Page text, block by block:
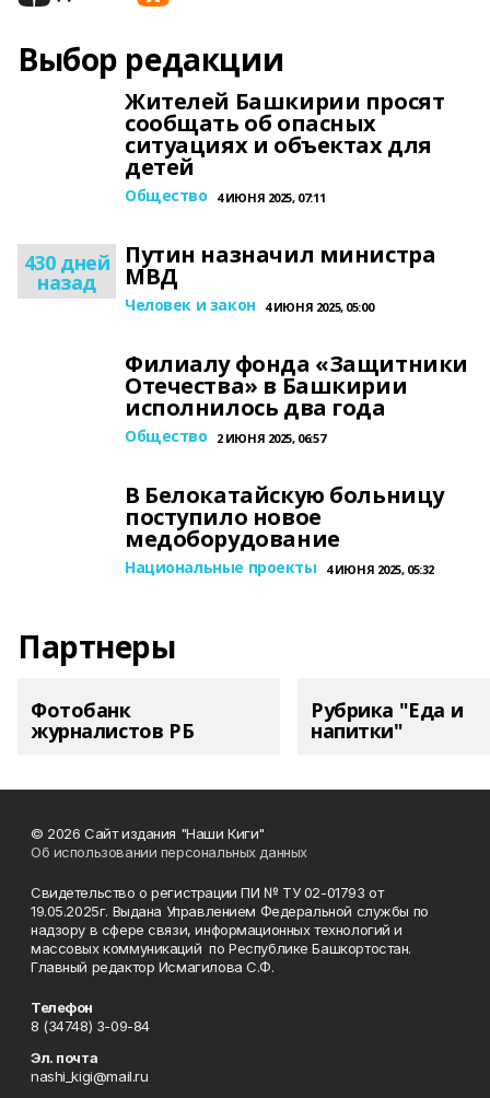
Выбор редакции
Жителей Башкирии просят
сообщать об опасных
ситуациях и объектах для
детей
Общество 4 ИЮНЯ 2025, 07:11
430 дней
назад
Путин назначил министра
МВД
Человек и закон 4 ИЮНЯ 2025, 05:00
Филиалу фонда «Защитники
Отечества» в Башкирии
исполнилось два года
Общество 2 ИЮНЯ 2025, 06:57
В Белокатайскую больницу
поступило новое
медоборудование
Национальные проекты 4 ИЮНЯ 2025, 05:32
Партнеры
Фотобанк
журналистов РБ
Рубрика "Еда и
напитки"
© 2026 Сайт издания "Наши Киги"
Об использовании персональных данных
Свидетельство о регистрации ПИ № ТУ 02-01793 от
19.05.2025г. Выдана Управлением Федеральной службы по
надзору в сфере связи, информационных технологий и
массовых коммуникаций по Республике Башкортостан.
Главный редактор Исмагилова С.Ф.
Телефон
8 (34748) 3-09-84
Эл. почта
nashi_kigi@mail.ru